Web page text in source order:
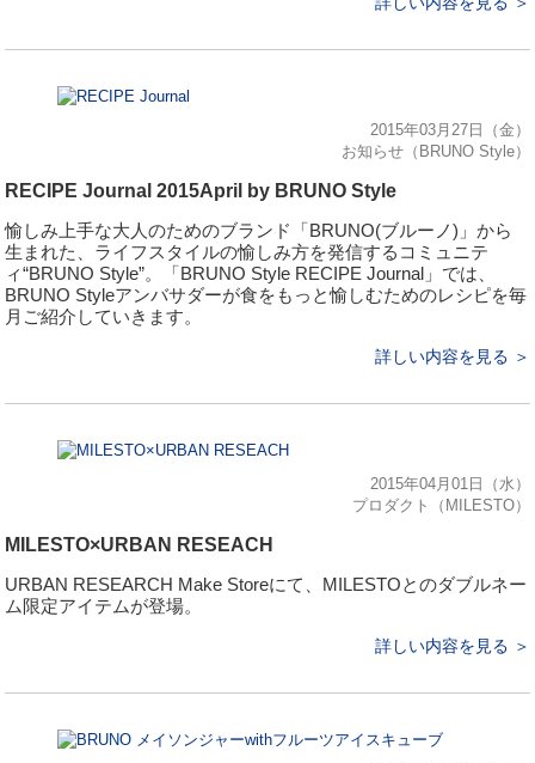
2015年03月27日（金）
お知らせ（BRUNO Style）
RECIPE Journal 2015April by BRUNO Style
愉しみ上手な大人のためのブランド「BRUNO(ブルーノ)」から
生まれた、ライフスタイルの愉しみ方を発信するコミュニテ
ィ“BRUNO Style”。「BRUNO Style RECIPE Journal」では、
BRUNO Styleアンバサダーが食をもっと愉しむためのレシピを毎
月ご紹介していきます。
詳しい内容を見る ＞
2015年04月01日（水）
プロダクト（MILESTO）
MILESTO×URBAN RESEACH
URBAN RESEARCH Make Storeにて、MILESTOとのダブルネー
ム限定アイテムが登場。
詳しい内容を見る ＞